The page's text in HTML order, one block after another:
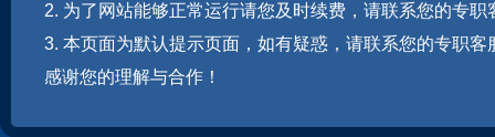
2. 为了网站能够正常运行请您及时续费，请联系您的专职
3. 本页面为默认提示页面，如有疑惑，请联系您的专职客
感谢您的理解与合作！